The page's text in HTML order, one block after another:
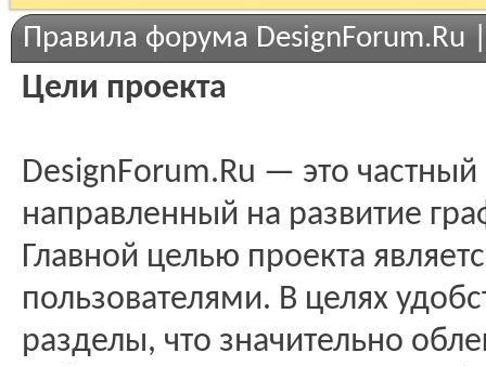
Правила форума
Цели проекта
DesignForum.Ru — это
направленный на развитие
Главной целью проекта
пользователями. В целях
разделы, что значительно